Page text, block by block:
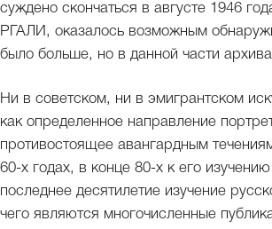
суждено скончаться в августе 1946
РГАЛИ, оказалось возможным
было больше, но в данной части
Ни в советском, ни в эмигрантском
как определенное направление
противостоящее авангардным
60-х годах, в конце 80-х к его
последнее десятилетие изучение
чего являются многочисленные